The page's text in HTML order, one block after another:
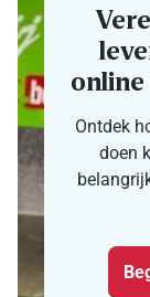
online
Ontdek
doen